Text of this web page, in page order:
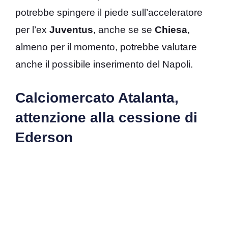
potrebbe spingere il piede sull’acceleratore
per l’ex Juventus, anche se se Chiesa,
almeno per il momento, potrebbe valutare
anche il possibile inserimento del Napoli.
Calciomercato Atalanta,
attenzione alla cessione di
Ederson